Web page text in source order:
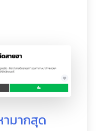
มากสุด